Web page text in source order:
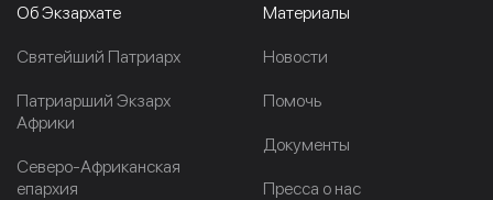
Об Экзархате
Cвятейший Патриарх
Патриарший Экзарх
Африки
Северо-Африканская
епархия
Материалы
Новости
Помочь
Документы
Пресса о нас